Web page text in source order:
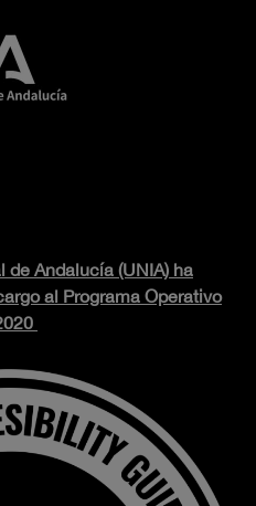
de Andalucía (UNIA) ha
al Programa Operativo